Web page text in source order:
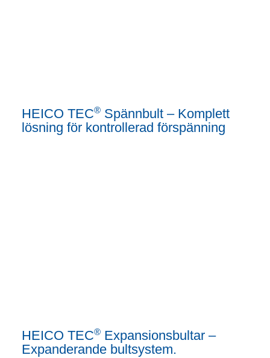
HEICO TEC® Spännbult – Komplett
lösning för kontrollerad förspänning
HEICO TEC® Expansionsbultar –
Expanderande bultsystem.